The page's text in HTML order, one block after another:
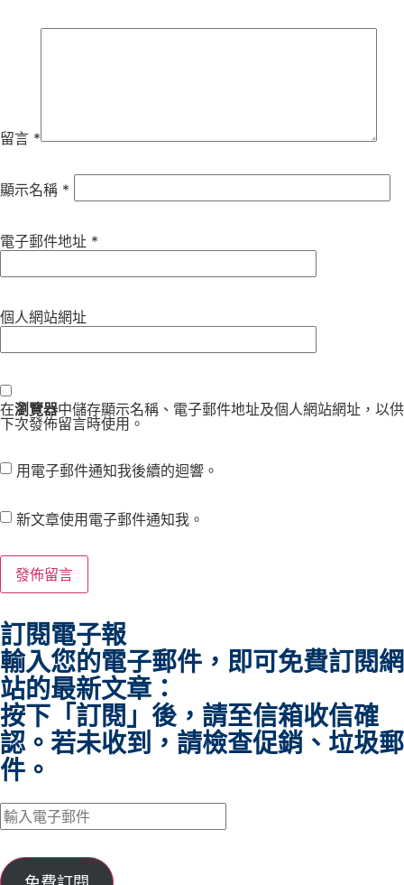
留言 *
顯示名稱 *
電子郵件地址 *
個人網站網址
在瀏覽器中儲存顯示名稱、電子郵件地址及個人網站網址，以供
下次發佈留言時使用。
用電子郵件通知我後續的迴響。
新文章使用電子郵件通知我。
訂閱電子報
輸入您的電子郵件，即可免費訂閱網
站的最新文章：
按下「訂閱」後，請至信箱收信確
認。若未收到，請檢查促銷、垃圾郵
件。